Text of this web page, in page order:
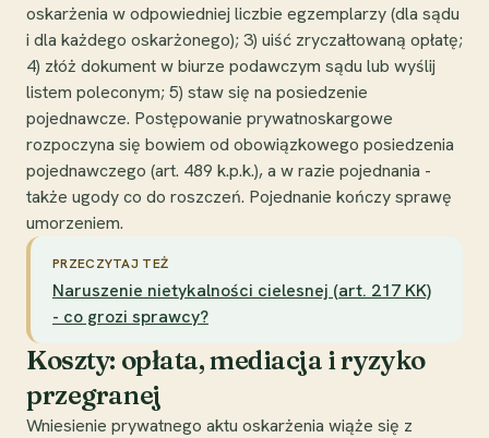
oskarżenia w odpowiedniej liczbie egzemplarzy (dla sądu
i dla każdego oskarżonego); 3) uiść zryczałtowaną opłatę;
4) złóż dokument w biurze podawczym sądu lub wyślij
listem poleconym; 5) staw się na posiedzenie
pojednawcze. Postępowanie prywatnoskargowe
rozpoczyna się bowiem od obowiązkowego posiedzenia
pojednawczego (art. 489 k.p.k.), a w razie pojednania -
także ugody co do roszczeń. Pojednanie kończy sprawę
umorzeniem.
PRZECZYTAJ TEŻ
Naruszenie nietykalności cielesnej (art. 217 KK)
- co grozi sprawcy?
Koszty: opłata, mediacja i ryzyko
przegranej
Wniesienie prywatnego aktu oskarżenia wiąże się z